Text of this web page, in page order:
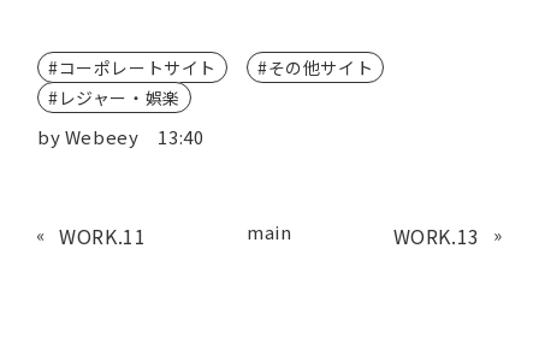
コーポレートサイト
その他サイト
レジャー・娯楽
byWebeey 13:40
« WORK.11 main WORK.13 »